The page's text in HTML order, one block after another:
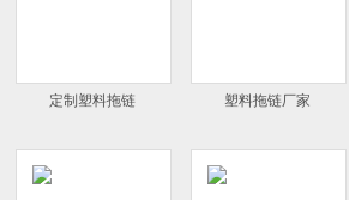
定制塑料拖链 塑料拖链厂家